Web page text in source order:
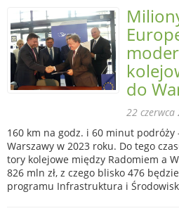
do
22 czerwca
160 km na godz. i 60 minut podróży
Warszawy w 2023 roku. Do tego
tory kolejowe między Radomiem a
826 mln zł, z czego blisko 476
programu Infrastruktura i